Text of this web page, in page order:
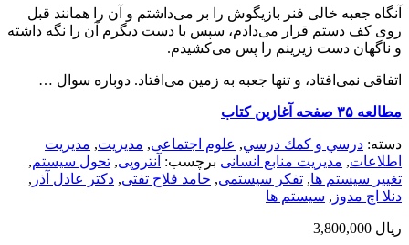
آنگاه جعبه خالی فنر بازیگوش را بر می‌داشتم و آن را همانند قبل
روی کف دستم قرار می‌دادم، سپس با دست دیگرم آن را نگه داشته
و ناگهان دست زیرینم را پس می‌کشیدم.
اتفاقی نمی‌افتاد، و تنها جعبه به زمین می‌افتاد. دوباره سوال …
مطالعه ۳۵ صفحه آغازین کتاب
دسته: درسي و كمك درسي, علوم اجتماعی, مديريت, مدیریت
اطلاعات, مدیریت منابع انسانی برچسب: آنتروپی, تحول سیستم,
تغییر سیستم ها, تفکر سیستمی, حامد فلاح تفتی, دکتر عادل آذر ,
دنلا اچ مدوز , سیستم ها
ریال